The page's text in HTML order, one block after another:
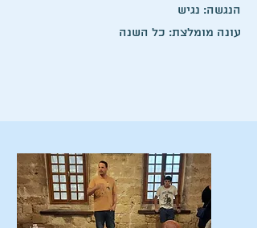
הנגשה: נגיש
עונה מומלצת: כל השנה